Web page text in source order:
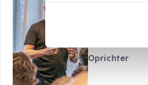
Oprichter